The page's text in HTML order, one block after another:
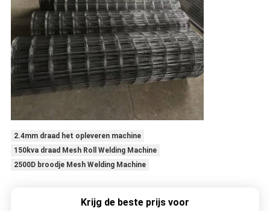
2.4mm draad het opleveren machine
150kva draad Mesh Roll Welding Machine
2500D broodje Mesh Welding Machine
Krijg de beste prijs voor